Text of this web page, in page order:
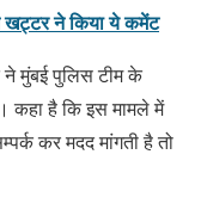
खट्टर ने किया ये कमेंट
मुंबई पुलिस टीम के
कहा है कि इस मामले में
कर मदद मांगती है तो